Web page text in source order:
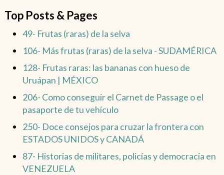
Top Posts & Pages
49- Frutas (raras) de la selva
106- Más frutas (raras) de la selva - SUDAMÉRICA
128- Frutas raras: las bananas con hueso de
Uruápan | MÉXICO
206- Como conseguir el Carnet de Passage o el
pasaporte de tu vehículo
250- Doce consejos para cruzar la frontera con
ESTADOS UNIDOS y CANADÁ
87- Historias de militares, policías y democracia en
VENEZUELA